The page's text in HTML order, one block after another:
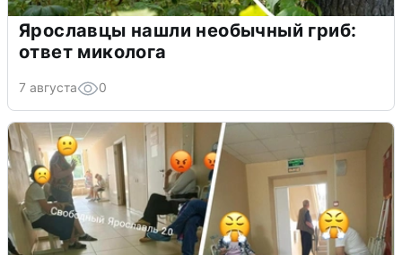
Ярославцы нашли необычный гриб:
ответ миколога
7 августа 0